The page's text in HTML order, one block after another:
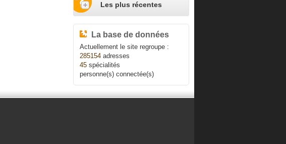
Les plus récentes
La base de données
Actuellement le site regroupe :
285154adresses
45spécialités
personne(s) connectée(s)